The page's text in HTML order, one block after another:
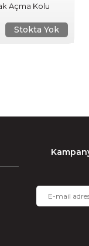
Açma Kolu
Stokta Yok